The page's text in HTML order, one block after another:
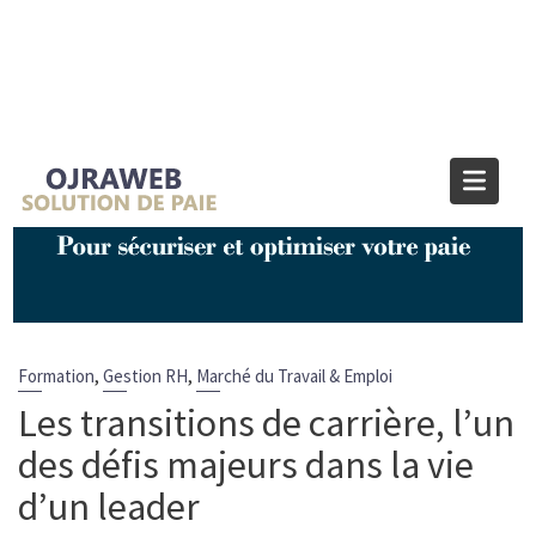
d’un leader
Formation, Gestion RH, Marché du Travail & Emploi
Les transitions de carrière, l’un
des défis majeurs dans la vie
d’un leader